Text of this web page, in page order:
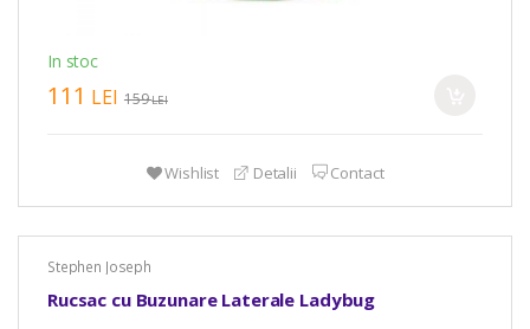
In stoc
111 LEI 159LEI
Wishlist Detalii Contact
Stephen Joseph
Rucsac cu Buzunare Laterale Ladybug